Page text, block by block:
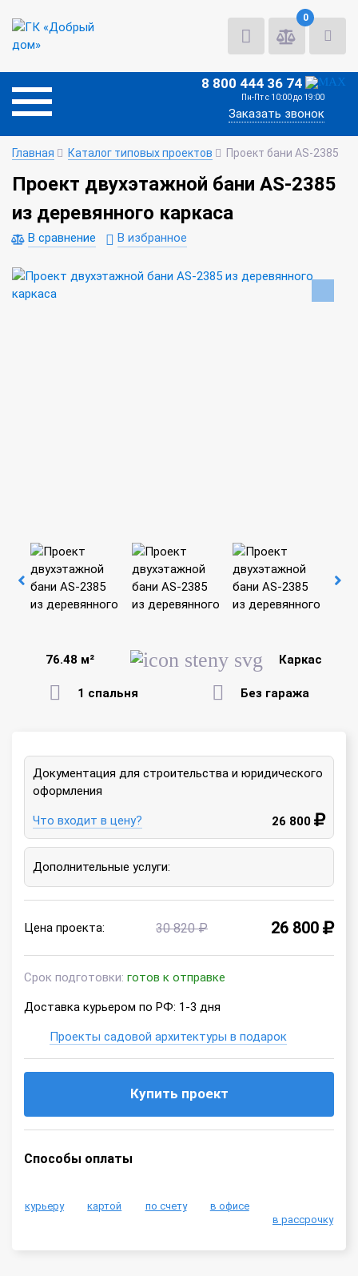
0
8 800 444 36 74
Пн-Пт с 10:00 до 19:00
Заказать звонок
Главная Каталог типовых проектов Проект бани AS-2385
Проект двухэтажной бани AS-2385
из деревянного каркаса
В сравнение В избранное
76.48 м² Каркас
1 спальня Без гаража
Документация для строительства и юридического
оформления
Что входит в цену? 26 800
Дополнительные услуги:
Цена проекта: 30 820 ₽ 26 800
Срок подготовки: готов к отправке
Доставка курьером по РФ: 1-3 дня
Проекты садовой архитектуры в подарок
Купить проект
Способы оплаты
курьеру картой по счету
в офисе
в рассрочку